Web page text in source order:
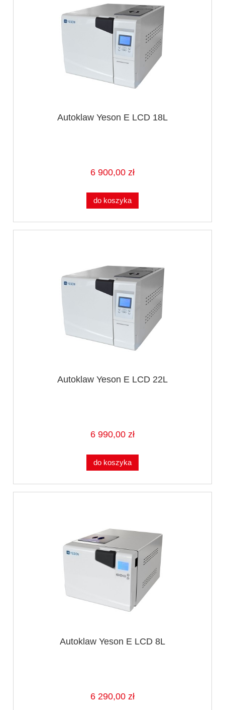
Autoklaw Yeson E LCD 18L
6 900,00 zł
do koszyka
Autoklaw Yeson E LCD 22L
6 990,00 zł
do koszyka
Autoklaw Yeson E LCD 8L
6 290,00 zł